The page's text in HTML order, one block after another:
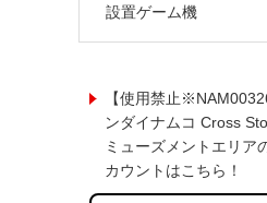
設置ゲーム機
【使用禁止
ンダイナムコ Cross
ミューズメントエリア
カウントはこちら！